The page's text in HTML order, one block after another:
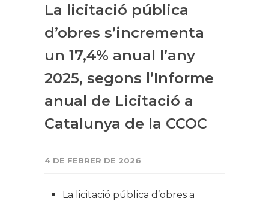
La licitació pública
d’obres s’incrementa
un 17,4% anual l’any
2025, segons l’Informe
anual de Licitació a
Catalunya de la CCOC
4 DE FEBRER DE 2026
La licitació pública d’obres a